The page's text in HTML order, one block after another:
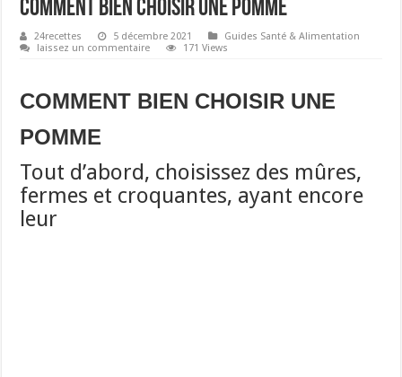
COMMENT BIEN CHOISIR UNE POMME
24recettes 5 décembre 2021
Guides Santé & Alimentation
laissez un commentaire
171 Views
COMMENT BIEN CHOISIR UNE
POMME
Tout d’abord, choisissez des mûres,
fermes et croquantes, ayant encore
leur